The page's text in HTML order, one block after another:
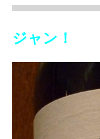
ジャン！